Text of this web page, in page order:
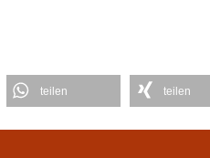
teilen teilen